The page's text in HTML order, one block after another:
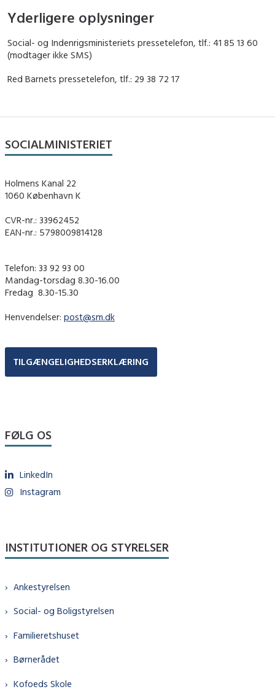
Yderligere oplysninger
Social- og Indenrigsministeriets pressetelefon, tlf.: 41 85 13 60
(modtager ikke SMS)
Red Barnets pressetelefon, tlf.: 29 38 72 17
SOCIALMINISTERIET
Holmens Kanal 22
1060 København K
CVR-nr.: 33962452
EAN-nr.: 5798009814128
Telefon: 33 92 93 00
Mandag-torsdag 8.30-16.00
Fredag ​ 8.30-15.30
Henvendelser: post@sm.dk
TILGÆNGELIGHEDSERKLÆRING
FØLG OS
LinkedIn
Instagram
INSTITUTIONER OG STYRELSER
Ankestyrelsen
Social- og Boligstyrelsen
Familieretshuset
Børnerådet
Kofoeds Skole